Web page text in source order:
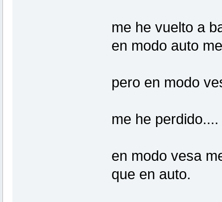
me he vuelto a
en modo auto
pero en modo
me he perdido....
en modo vesa
que en auto.